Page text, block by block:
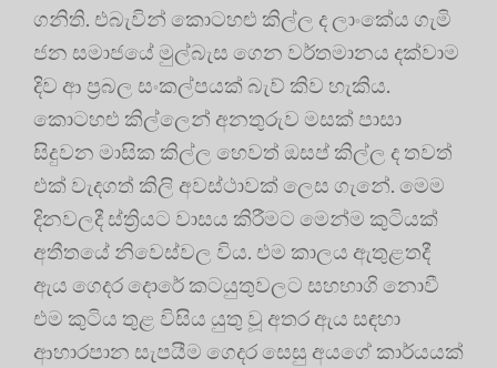
ගනිති. එබැවින් කොටහළු කිල්ල ද ලාංකේය ගැමි
ජන සමාජයේ මුල්බැස ගෙන වර්තමානය දක්‌වාම
දිව ආ ප්‍රබල සංකල්පයක්‌ බැව් කිව හැකිය.
කොටහළු කිල්ලෙන් අනතුරුව මසක්‌ පාසා
සිදුවන මාසික කිල්ල හෙවත් ඔසප් කිල්ල ද තවත්
එක්‌ වැදගත් කිලි අවස්‌ථාවක්‌ ලෙස ගැනේ. මෙම
දිනවලදී ස්‌ත්‍රියට වාසය කිරීමට මෙන්ම කුටියක්‌
අතීතයේ නිවෙස්‌වල විය. එම කාලය ඇතුළතදී
ඇය ගෙදර දොරේ කටයුතුවලට සහභාගි නොවී
එම කුටිය තුළ විසිය යුතු වූ අතර ඇය සඳහා
ආහාරපාන සැපයීම ගෙදර සෙසු අයගේ කාර්යයක්‌